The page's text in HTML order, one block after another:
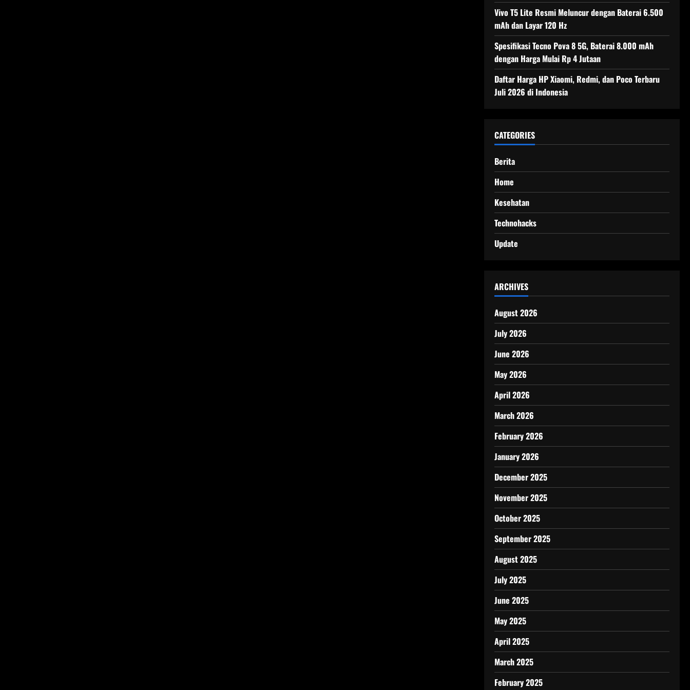
Vivo T5 Lite Resmi Meluncur dengan Baterai 6.500
mAh dan Layar 120 Hz
Spesifikasi Tecno Pova 8 5G, Baterai 8.000 mAh
dengan Harga Mulai Rp 4 Jutaan
Daftar Harga HP Xiaomi, Redmi, dan Poco Terbaru
Juli 2026 di Indonesia
CATEGORIES
Berita
Home
Kesehatan
Technohacks
Update
ARCHIVES
August 2026
July 2026
June 2026
May 2026
April 2026
March 2026
February 2026
January 2026
December 2025
November 2025
October 2025
September 2025
August 2025
July 2025
June 2025
May 2025
April 2025
March 2025
February 2025